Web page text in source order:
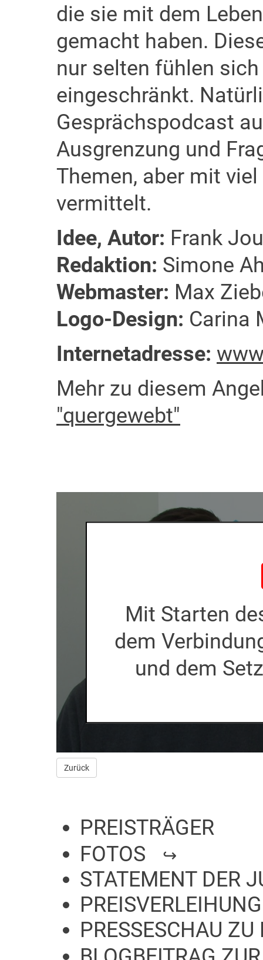
die sie mit dem
gemacht haben.
nur selten fühlen
eingeschränkt.
Gesprächspodcast
Ausgrenzung und
Themen, aber mit
vermittelt.
Idee, Autor: Frank
Redaktion: Simone
Webmaster: Max
Logo-Design: Carina
Internetadresse:
Mehr zu diesem
"quergewebt"
Mit Starten
dem
Zurück
PREISTRÄGER
FOTOS
STATEMENT DER
PREISVERLEIHUNG
PRESSESCHAU